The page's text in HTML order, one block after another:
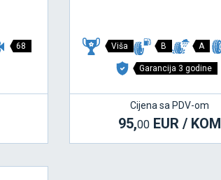
68 Viša B A
Garancija 3 godine
Cijena sa PDV-om
95,00EUR / KOM